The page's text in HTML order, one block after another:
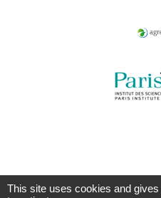
This site uses cookies and